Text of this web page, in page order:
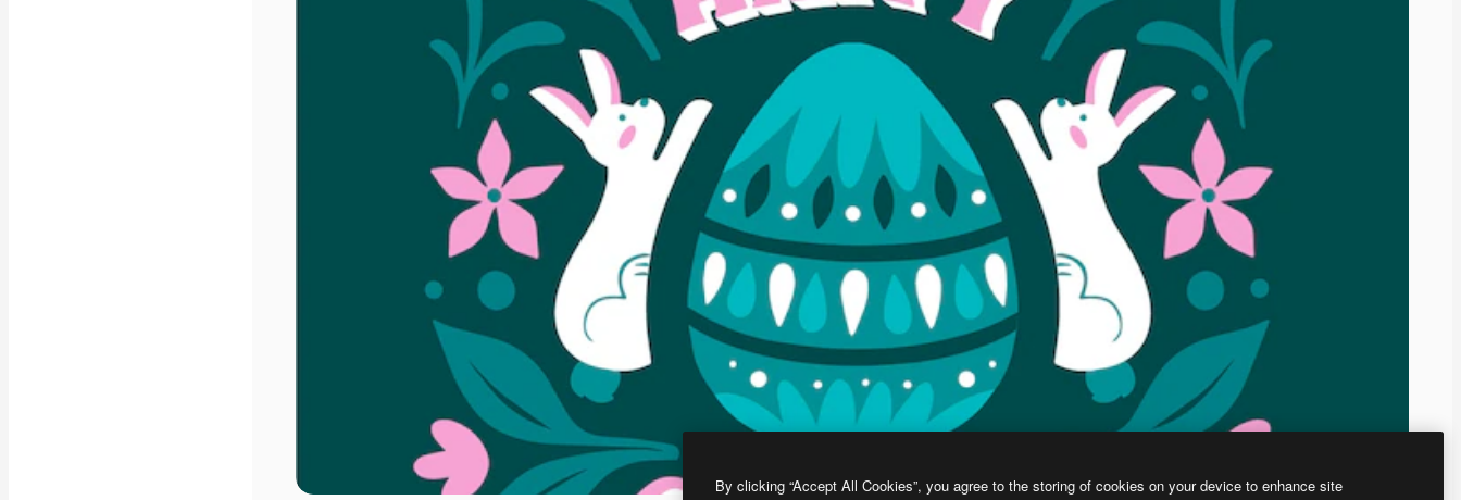
By clicking “Accept All Cookies”, you agree to the storing of cookies on your device to enhance site